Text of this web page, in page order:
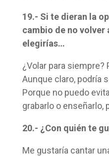
19.- Si te dieran la
cambio de no volver
elegirías…
¿Volar para siempre?
Aunque claro, podría
Porque no puedo
grabarlo o enseñarlo,
20.- ¿Con quién te
Me gustaría cantar